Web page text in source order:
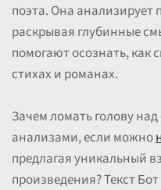
поэта. Она
раскрывая глубинные
помогают осознать, как
стихах и романах.
Зачем ломать голову
анализами, если можно
предлагая уникальный
произведения? Текст